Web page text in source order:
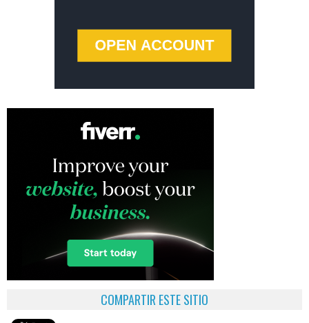
COMPARTIR ESTE SITIO